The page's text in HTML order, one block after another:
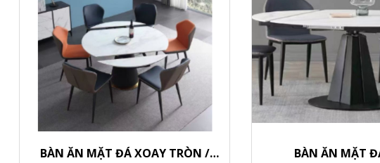
BÀN ĂN MẶT ĐÁ XOAY TRÒN /
BÀN ĂN MẶT